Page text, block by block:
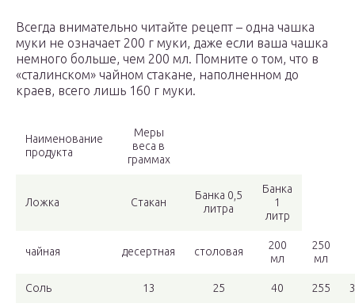
Всегда внимательно читайте рецепт – одна чашка
муки не означает 200 г муки, даже если ваша чашка
немного больше, чем 200 мл. Помните о том, что в
«сталинском» чайном стакане, наполненном до
краев, всего лишь 160 г муки.
Наименование
продукта
Меры
веса в
граммах
Ложка Стакан
Банка 0,5
литра
Банка
1
литр
чайная десертная столовая
200
мл
250
мл
Соль 13 25 40 255